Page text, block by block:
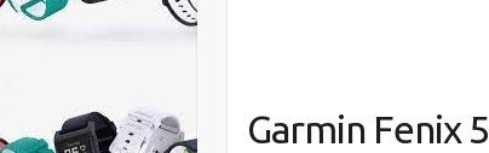
Garmin Fenix 5